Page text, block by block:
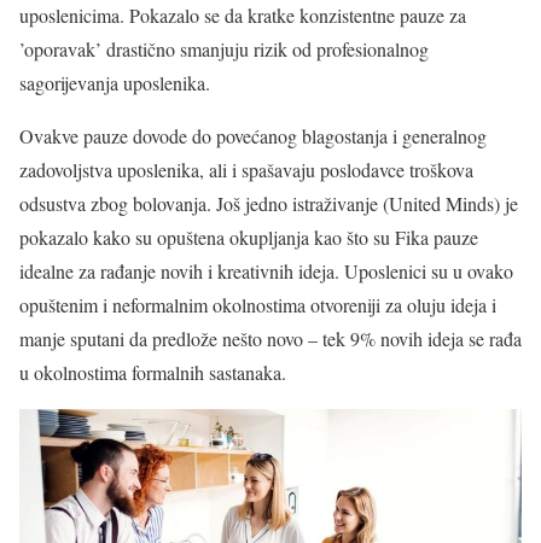
uposlenicima. Pokazalo se da kratke konzistentne pauze za
’oporavak’ drastično smanjuju rizik od profesionalnog
sagorijevanja uposlenika.
Ovakve pauze dovode do povećanog blagostanja i generalnog
zadovoljstva uposlenika, ali i spašavaju poslodavce troškova
odsustva zbog bolovanja. Još jedno istraživanje (United Minds) je
pokazalo kako su opuštena okupljanja kao što su Fika pauze
idealne za rađanje novih i kreativnih ideja. Uposlenici su u ovako
opuštenim i neformalnim okolnostima otvoreniji za oluju ideja i
manje sputani da predlože nešto novo – tek 9% novih ideja se rađa
u okolnostima formalnih sastanaka.